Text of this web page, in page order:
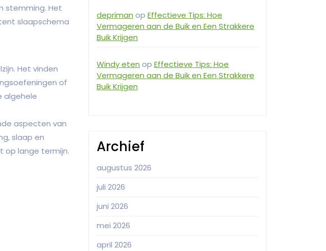
stemming. Het
slaapschema
Het vinden
of
algehele
aspecten van
slaap en
op lange termijn.
depriman op Effectieve Tips: Hoe
Vermageren aan de Buik en Een Strakkere
Buik Krijgen
Windy eten op Effectieve Tips: Hoe
Vermageren aan de Buik en Een Strakkere
Buik Krijgen
Archief
augustus 2026
juli 2026
juni 2026
mei 2026
april 2026